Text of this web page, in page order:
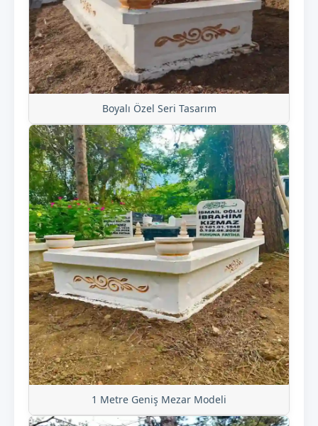
Boyalı Özel Seri Tasarım
1 Metre Geniş Mezar Modeli